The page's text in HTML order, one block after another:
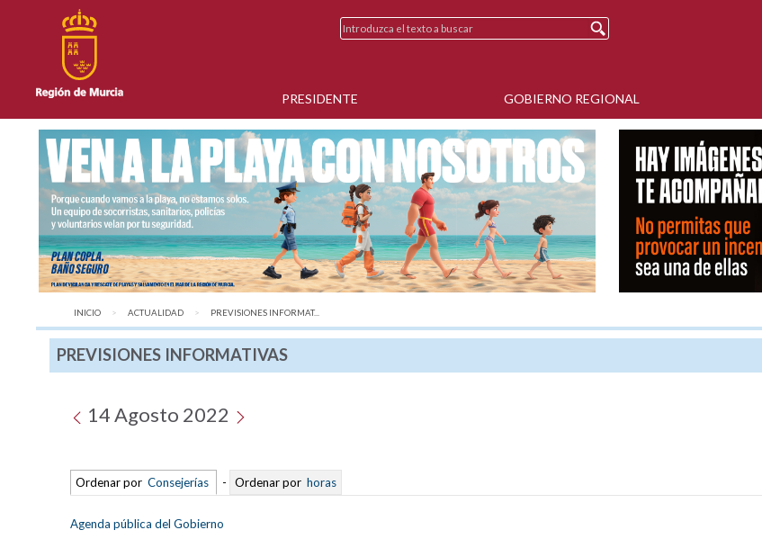
PRESIDENTE GOBIERNO REGIONAL
INICIO ACTUALIDAD AQUÍ:
PREVISIONES INFORMAT...
PREVISIONES INFORMATIVAS
14 Agosto 2022
Ordenar por Consejerías - Ordenar por horas
Agenda pública del Gobierno